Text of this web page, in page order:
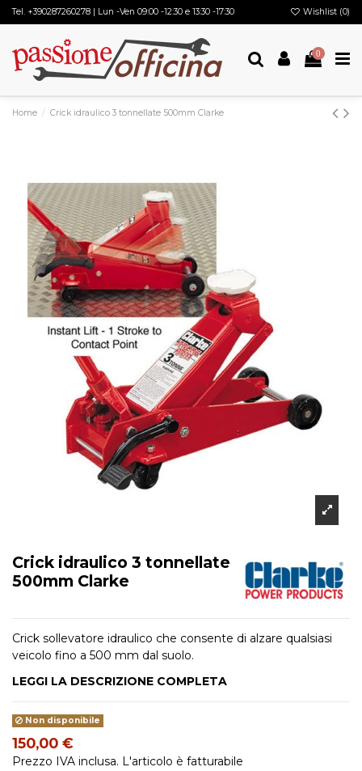
Tel. +390287260278 | Lun -Ven 09:00 -12:30 e 13:30 -17:30 Wishlist (0)
0
Home Crick idraulico 3 tonnellate 500mm Clarke
Crick idraulico 3 tonnellate
500mm Clarke
Crick sollevatore idraulico che consente di alzare qualsiasi
veicolo fino a 500 mm dal suolo.
LEGGI LA DESCRIZIONE COMPLETA
Non disponibile
150,00 €
Prezzo IVA inclusa. L'articolo è fatturabile